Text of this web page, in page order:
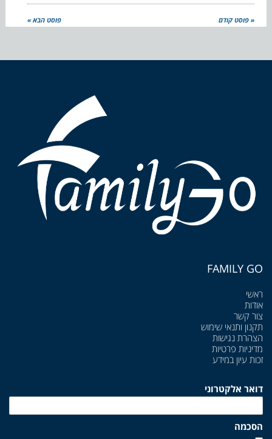
« פוסט קודם פוסט הבא »
FAMILY GO
ראשי
אודות
צור קשר
תקנון ותנאי שימוש
הצהרת נגישות
מדיניות פרטיות
זכות עיון במידע
דואר אלקטרוני
הסכמה